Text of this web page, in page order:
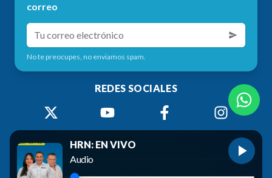
correo
No te preocupes, no enviamos spam.
REDES SOCIALES
HRN: EN VIVO
Audio